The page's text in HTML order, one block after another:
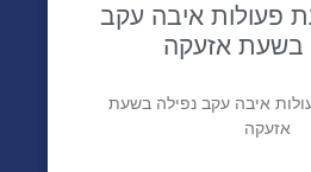
פעולות איבה עקב
בשעת אזעקה
איבה עקב נפילה בשעת
אזעקה